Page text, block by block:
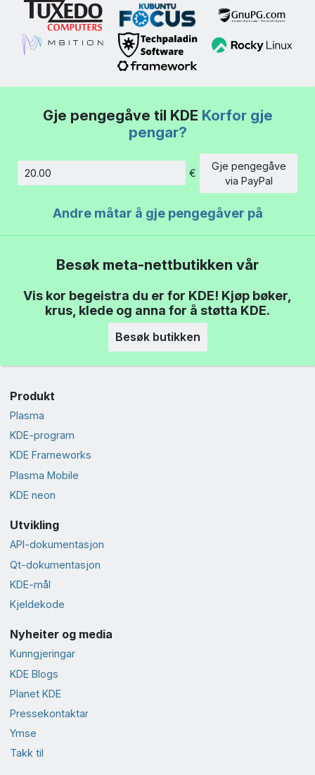
Gje pengegåve til KDE Korfor gje
pengar?
€
Gje pengegåve
via PayPal
Andre måtar å gje pengegåver på
Besøk meta-nettbutikken vår
Vis kor begeistra du er for KDE! Kjøp bøker,
krus, klede og anna for å støtta KDE.
Besøk butikken
Produkt
Plasma
KDE-program
KDE Frameworks
Plasma Mobile
KDE neon
Utvikling
API-dokumentasjon
Qt-dokumentasjon
KDE-mål
Kjeldekode
Nyheiter og media
Kunngjeringar
KDE Blogs
Planet KDE
Presse­kontaktar
Ymse
Takk til